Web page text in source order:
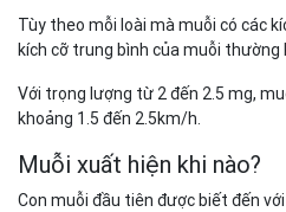
Tùy theo mỗi loài mà muỗi có các
kích cỡ trung bình của muỗi thường
Với trọng lượng từ 2 đến 2.5 mg,
khoảng 1.5 đến 2.5km/h.
Muỗi xuất hiện khi nào?
Con muỗi đầu tiên được biết đến